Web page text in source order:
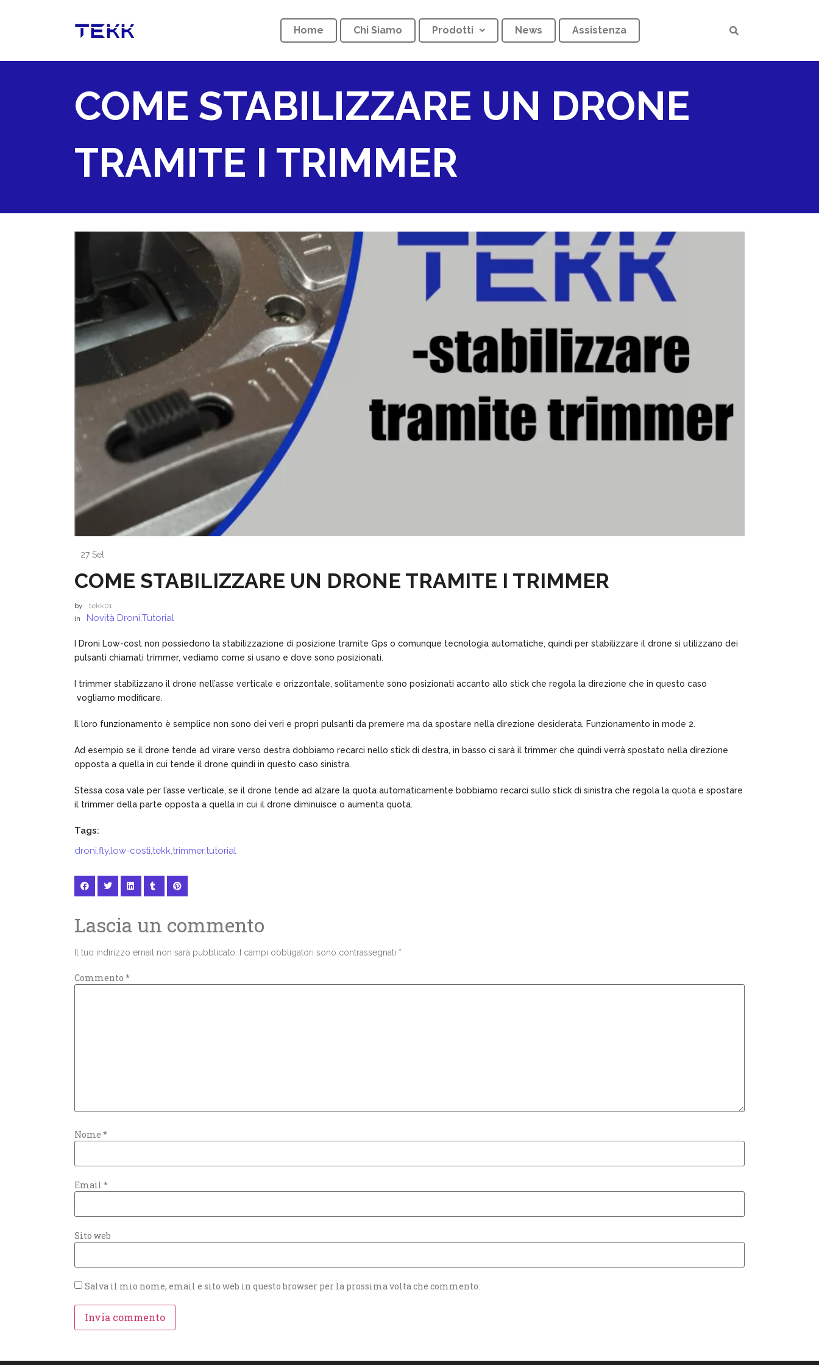
Home Chi Siamo Prodotti News Assistenza
COME STABILIZZARE UN DRONE
TRAMITE I TRIMMER
27 Set
COME STABILIZZARE UN DRONE TRAMITE I TRIMMER
by
tekk01
in
Novità Droni,Tutorial
I Droni Low-cost non possiedono la stabilizzazione di posizione tramite Gps o comunque tecnologia automatiche, quindi per stabilizzare il drone si utilizzano dei
pulsanti chiamati trimmer, vediamo come si usano e dove sono posizionati.
I trimmer stabilizzano il drone nell’asse verticale e orizzontale, solitamente sono posizionati accanto allo stick che regola la direzione che in questo caso
vogliamo modificare.
Il loro funzionamento è semplice non sono dei veri e propri pulsanti da premere ma da spostare nella direzione desiderata. Funzionamento in mode 2.
Ad esempio se il drone tende ad virare verso destra dobbiamo recarci nello stick di destra, in basso ci sarà il trimmer che quindi verrà spostato nella direzione
opposta a quella in cui tende il drone quindi in questo caso sinistra.
Stessa cosa vale per l’asse verticale, se il drone tende ad alzare la quota automaticamente bobbiamo recarci sullo stick di sinistra che regola la quota e spostare
il trimmer della parte opposta a quella in cui il drone diminuisce o aumenta quota.
Tags:
droni,fly,low-costi,tekk,trimmer,tutorial
Lascia un commento
Il tuo indirizzo email non sarà pubblicato. I campi obbligatori sono contrassegnati *
Commento *
Nome *
Email *
Sito web
Salva il mio nome, email e sito web in questo browser per la prossima volta che commento.